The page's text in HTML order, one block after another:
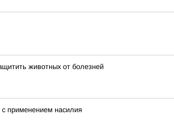
животных от болезней
применением насилия